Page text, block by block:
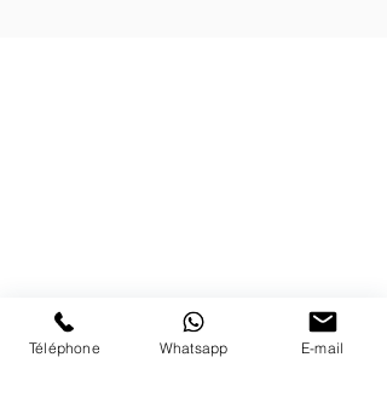
PAIEMENTS ACCEPTÉS
Téléphone Whatsapp E-mail